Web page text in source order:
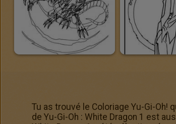
Tu as trouvé le Coloriage Yu-Gi-Oh!
de Yu-Gi-Oh : White Dragon 1 est